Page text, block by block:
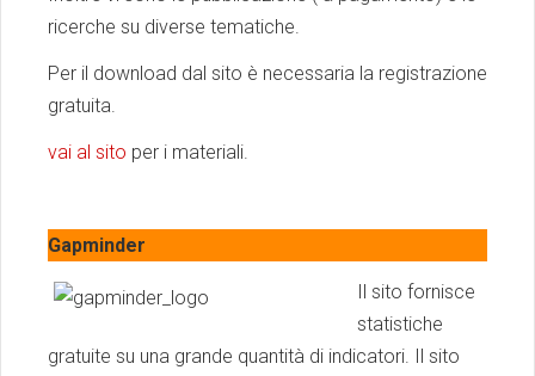
ricerche su diverse tematiche.
Per il download dal sito è necessaria la registrazione
gratuita.
vai al sito per i materiali.
Gapminder
Il sito fornisce
statistiche
gratuite su una grande quantità di indicatori. Il sito